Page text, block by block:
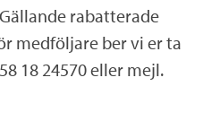
rabatterade
medföljare ber vi er ta
18 24570 eller mejl.